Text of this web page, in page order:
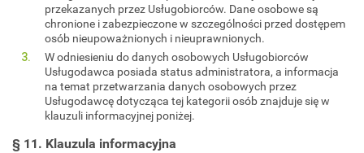
przekazanych przez Usługobiorców. Dane osobowe są
chronione i zabezpieczone w szczególności przed dostępem
osób nieupoważnionych i nieuprawnionych.
W odniesieniu do danych osobowych Usługobiorców
Usługodawca posiada status administratora, a informacja
na temat przetwarzania danych osobowych przez
Usługodawcę dotycząca tej kategorii osób znajduje się w
klauzuli informacyjnej poniżej.
§ 11. Klauzula informacyjna